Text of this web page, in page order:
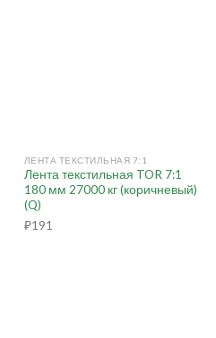
ЛЕНТА ТЕКСТИЛЬНАЯ 7:1
Лента текстильная TOR 7:1
180 мм 27000 кг (коричневый)
(Q)
₽191